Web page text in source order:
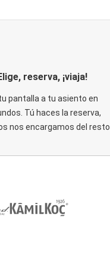
reserva, ¡viaja!
pantalla a tu asiento en
Tú haces la reserva,
nos encargamos del resto.